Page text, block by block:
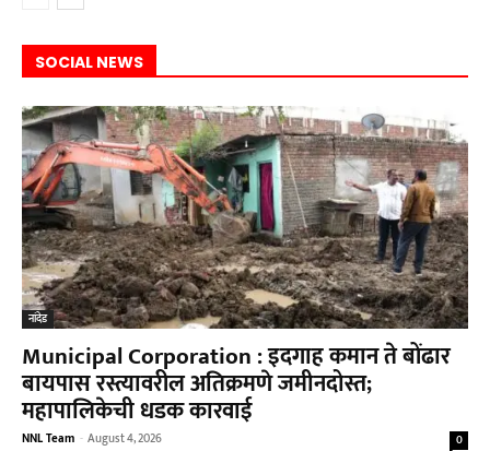
SOCIAL NEWS
नांदेड
Municipal Corporation : इदगाह कमान ते बोंढार
बायपास रस्त्यावरील अतिक्रमणे जमीनदोस्त;
महापालिकेची धडक कारवाई
NNL Team - August 4, 2026 0